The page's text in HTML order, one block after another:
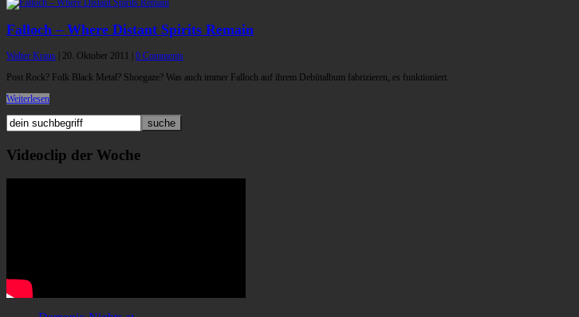
Falloch – Where Distant Spirits Remain
Walter Kraus 20. Oktober 2011
0 Comments
Post Rock? Folk Black Metal? Shoegaze? Was auch immer Falloch auf ihrem Debütalbum fabrizieren, es funktioniert.
Weiterlesen
Videoclip der Woche